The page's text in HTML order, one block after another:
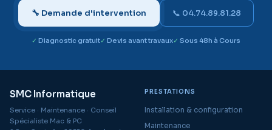
🔧 Demande d'intervention 📞 04.74.89.81.28
Diagnostic gratuit Devis avant travaux Sous 48h à Cours
SMC Informatique
Service · Maintenance · Conseil
Spécialiste Mac & PC
PRESTATIONS
Installation & configuration
Maintenance